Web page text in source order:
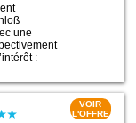
une
:
VOIR
L'OFFRE